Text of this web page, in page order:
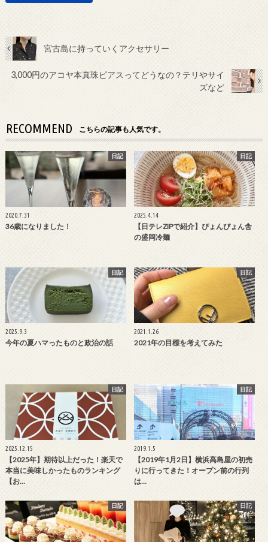
宮古島に持っていくアクセサリー
3,000円のアコヤ本真珠ピアスってどうなの？テリやサイ
ズなど
RECOMMEND こちらの記事も人気です。
日記
2020.7.31
36歳になりました！
日記
2025.4.14
【日テレZIPで紹介】ぴょんぴょん舎
の盛岡冷麺
日記
2025.9.3
今年の夏ハマったものと政治の話
日記
2021.1.26
2021年の目標を考えてみた
日記
2025.12.15
【2025年】期待以上だった！楽天で
本当に美味しかったものランキング
【お…
日記
2019.1.5
【2019年1月2日】横浜高島屋の初売
りに行ってきた！オープン前の行列
は…
日記 日記